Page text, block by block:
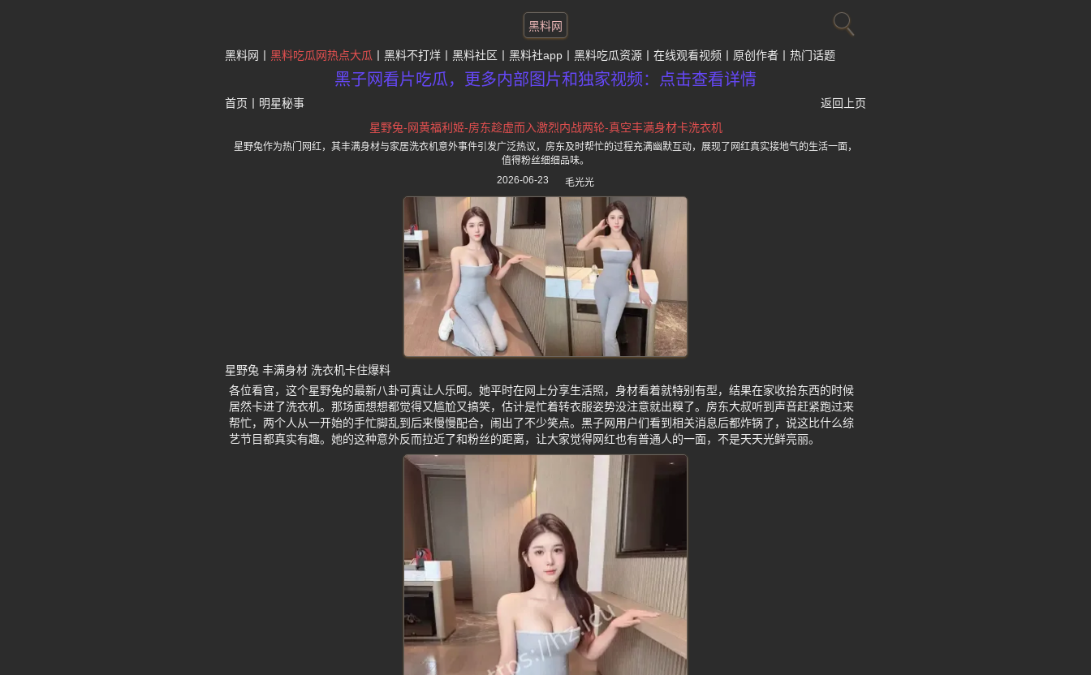
黑料网
黑料网 黑料吃瓜网热点大瓜 黑料不打烊 黑料社区 黑料社app 黑料吃瓜资源 在线观看视频 原创作者 热门话题
黑子网看片吃瓜，更多内部图片和独家视频：点击查看详情
首页 明星秘事
返回上页
星野兔-网黄福利姬-房东趁虚而入激烈内战两轮-真空丰满身材卡洗衣机
星野兔作为热门网红，其丰满身材与家居洗衣机意外事件引发广泛热议，房东及时帮忙的过程充满幽默互动，展现了网红真实接地气的生活一面，
值得粉丝细细品味。
2026-06-23
毛光光
星野兔 丰满身材 洗衣机卡住爆料
各位看官，这个星野兔的最新八卦可真让人乐呵。她平时在网上分享生活照，身材看着就特别有型，结果在家收拾东西的时候
居然卡进了洗衣机。那场面想想都觉得又尴尬又搞笑，估计是忙着转衣服姿势没注意就出糗了。房东大叔听到声音赶紧跑过来
帮忙，两个人从一开始的手忙脚乱到后来慢慢配合，闹出了不少笑点。黑子网用户们看到相关消息后都炸锅了，说这比什么综
艺节目都真实有趣。她的这种意外反而拉近了和粉丝的距离，让大家觉得网红也有普通人的一面，不是天天光鲜亮丽。